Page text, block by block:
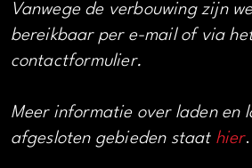
Vanwege de verbouwing zijn
bereikbaar per e-mail of via
contactformulier.
Meer informatie over laden en
afgesloten gebieden staat hier.